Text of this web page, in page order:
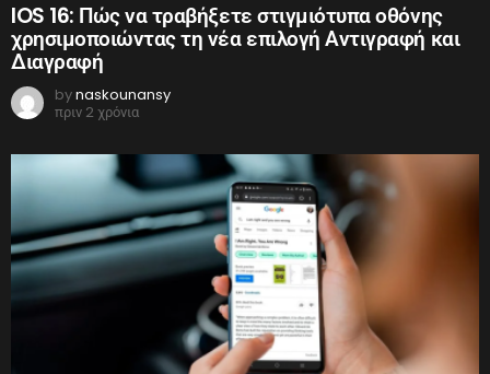
IOS 16: Πώς να τραβήξετε στιγμιότυπα οθόνης
χρησιμοποιώντας τη νέα επιλογή Αντιγραφή και
Διαγραφή
bynaskounansy
πριν 2 χρόνια